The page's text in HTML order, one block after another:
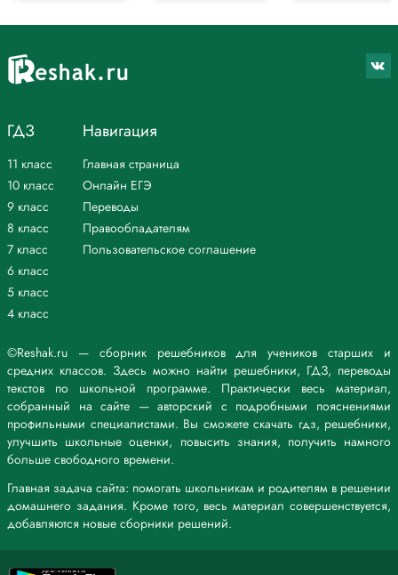
©Reshak.ru — сборник решебников для учеников старших и
средних классов. Здесь можно найти решебники, ГДЗ, переводы
текстов по школьной программе. Практически весь материал,
собранный на сайте — авторский с подробными пояснениями
профильными специалистами. Вы сможете скачать гдз, решебники,
улучшить школьные оценки, повысить знания, получить намного
больше свободного времени.
Главная задача сайта: помогать школьникам и родителям в решении
домашнего задания. Кроме того, весь материал совершенствуется,
добавляются новые сборники решений.
ГДЗ
11 класс
10 класс
9 класс
8 класс
7 класс
6 класс
5 класс
4 класс
Навигация
Главная страница
Онлайн ЕГЭ
Переводы
Правообладателям
Пользовательское соглашение